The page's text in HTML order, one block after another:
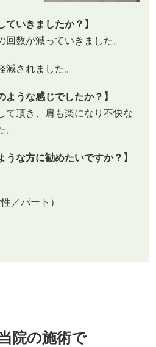
ていきましたか？】
回数が減っていきました。
減されました。
ような感じでしたか？】
て頂き、肩も楽になり不快な
うな方に勧めたいですか？】
／パート）
院の施術で